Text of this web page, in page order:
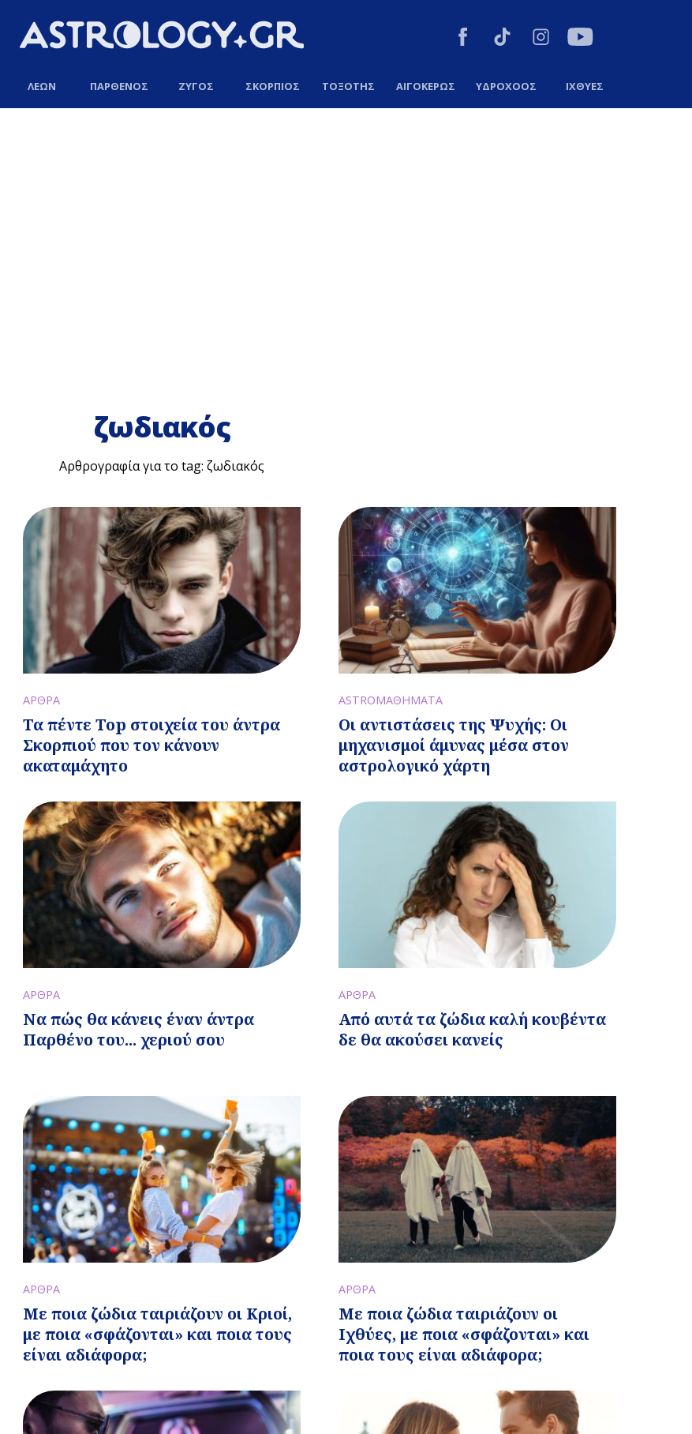
ΛΕΩΝ ΠΑΡΘΕΝΟΣ ΖΥΓΟΣ ΣΚΟΡΠΙΟΣ ΤΟΞΟΤΗΣ ΑΙΓΟΚΕΡΩΣ ΥΔΡΟΧΟΟΣ ΙΧΘΥΕΣ
ζωδιακός
Αρθρογραφία για το tag: ζωδιακός
ΑΡΘΡΑ
Τα πέντε Top στοιχεία του άντρα
Σκορπιού που τον κάνουν
ακαταμάχητο
ASTROΜΑΘΗΜΑΤΑ
Οι αντιστάσεις της Ψυχής: Οι
μηχανισμοί άμυνας μέσα στον
αστρολογικό χάρτη
ΑΡΘΡΑ
Να πώς θα κάνεις έναν άντρα
Παρθένο του... χεριού σου
ΑΡΘΡΑ
Από αυτά τα ζώδια καλή κουβέντα
δε θα ακούσει κανείς
ΑΡΘΡΑ
Με ποια ζώδια ταιριάζουν οι Κριοί,
με ποια «σφάζονται» και ποια τους
είναι αδιάφορα;
ΑΡΘΡΑ
Με ποια ζώδια ταιριάζουν οι
Ιχθύες, με ποια «σφάζονται» και
ποια τους είναι αδιάφορα;